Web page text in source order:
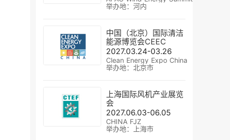
举办地：河内
中国（北京）国际清洁
能源博览会CEEC
2027.03.24-03.26
Clean Energy Expo China
举办地：北京市
上海国际风机产业展览
会
2027.06.03-06.05
CHINA FJZ
举办地：上海市